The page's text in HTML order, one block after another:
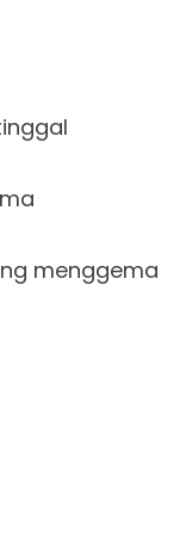
menggema